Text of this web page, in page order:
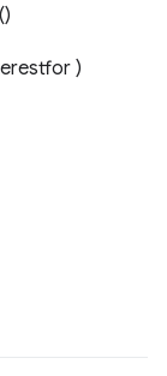
)